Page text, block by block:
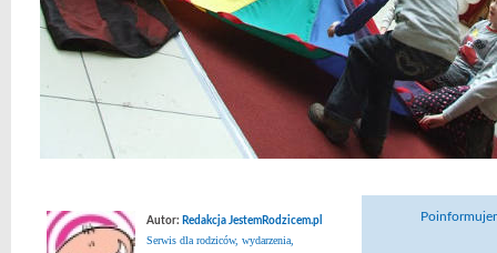
Autor: Redakcja JestemRodzicem.pl
Serwis dla rodziców, wydarzenia,